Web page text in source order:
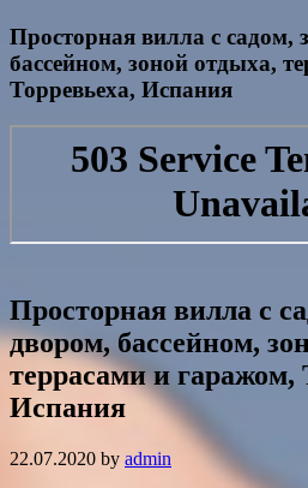
Просторная вилла с садом,
бассейном, зоной отдыха,
Торревьеха, Испания
Просторная вилла с
двором, бассейном,
террасами и гаражом,
Испания
22.07.2020 by admin